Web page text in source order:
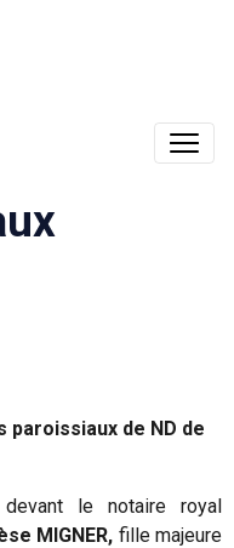
paroissiaux de ND de
le notaire royal
MIGNER, fille majeure